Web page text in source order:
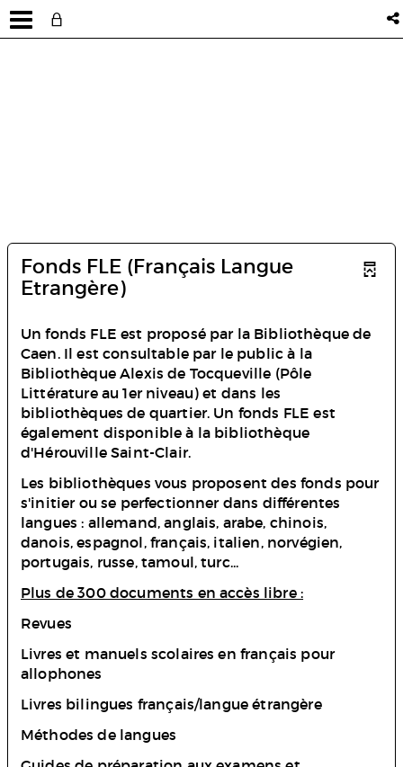
Fonds FLE (Français Langue
Etrangère)
Un fonds FLE est proposé par la Bibliothèque de
Caen. Il est consultable par le public à la
Bibliothèque Alexis de Tocqueville (Pôle
Littérature au 1er niveau) et dans les
bibliothèques de quartier. Un fonds FLE est
également disponible à la bibliothèque
d'Hérouville Saint-Clair.
Les bibliothèques vous proposent des fonds pour
s'initier ou se perfectionner dans différentes
langues : allemand, anglais, arabe, chinois,
danois, espagnol, français, italien, norvégien,
portugais, russe, tamoul, turc...
Plus de 300 documents en accès libre :
Revues
Livres et manuels scolaires en français pour
allophones
Livres bilingues français/langue étrangère
Méthodes de langues